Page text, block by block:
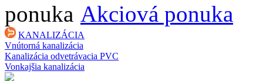
Akciová ponuka
KANALIZÁCIA
Vnútorná kanalizácia
Kanalizácia odvetrávacia PVC
Vonkajšia kanalizácia